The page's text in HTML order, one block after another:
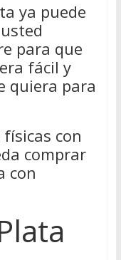
ya puede
para que
fácil y
quiera para
con
comprar
con